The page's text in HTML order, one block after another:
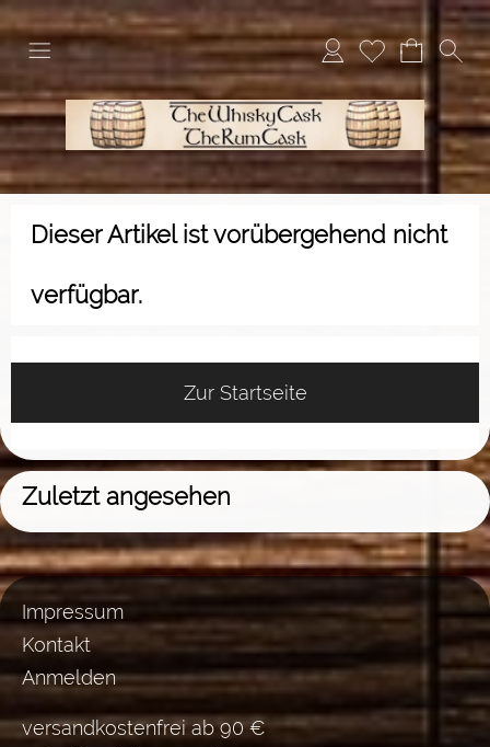
Dieser Artikel ist vorübergehend nicht
verfügbar.
Zur Startseite
Zuletzt angesehen
Impressum
Kontakt
Anmelden
versandkostenfrei ab 90 €